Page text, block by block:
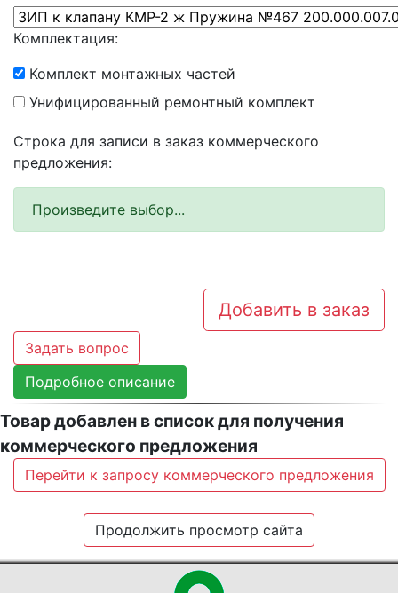
Комплектация:
Комплект монтажных частей
Унифицированный ремонтный комплект
Строка для записи в заказ коммерческого
предложения:
Произведите выбор...
Добавить в заказ
Задать вопрос
Подробное описание
Товар добавлен в список для получения
коммерческого предложения
Перейти к запросу коммерческого предложения
Продолжить просмотр сайта